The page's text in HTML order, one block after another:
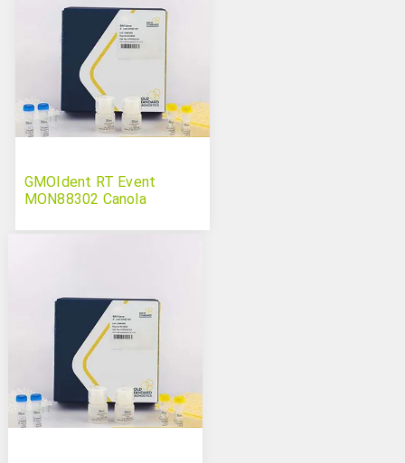
GMOIdent RT Event
MON88302 Canola